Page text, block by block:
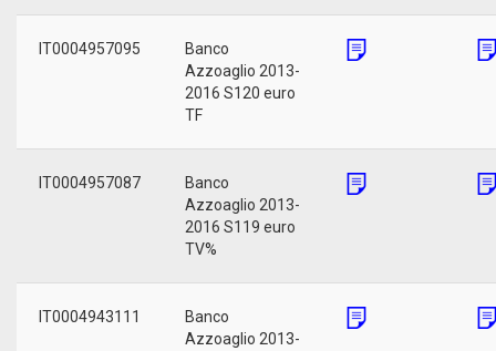
IT0004957095
Banco
Azzoaglio 2013-
2016 S120 euro
TF
IT0004957087
Banco
Azzoaglio 2013-
2016 S119 euro
TV%
IT0004943111
Banco
Azzoaglio 2013-